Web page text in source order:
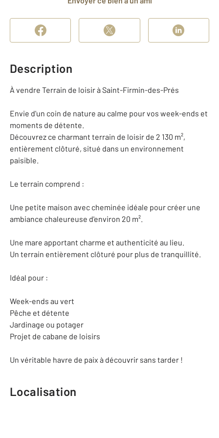
Description
À vendre Terrain de loisir à Saint-Firmin-des-Prés
Envie d'un coin de nature au calme pour vos week-ends et
moments de détente.
Découvrez ce charmant terrain de loisir de 2 130 m²,
entièrement clôturé, situé dans un environnement
paisible.
Le terrain comprend :
Une petite maison avec cheminée idéale pour créer une
ambiance chaleureuse d'environ 20 m².
Une mare apportant charme et authenticité au lieu.
Un terrain entièrement clôturé pour plus de tranquillité.
Idéal pour :
Week-ends au vert
Pêche et détente
Jardinage ou potager
Projet de cabane de loisirs
Un véritable havre de paix à découvrir sans tarder !
Localisation